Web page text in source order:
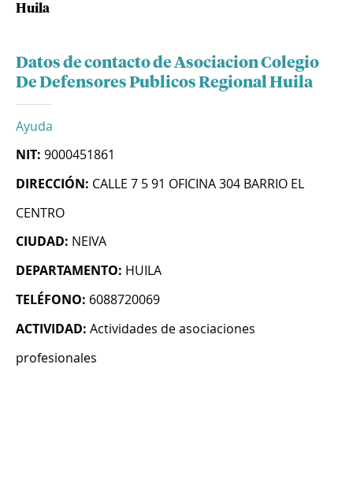
Huila
Datos de contacto de Asociacion Colegio
De Defensores Publicos Regional Huila
Ayuda
NIT: 9000451861
DIRECCIÓN: CALLE 7 5 91 OFICINA 304 BARRIO EL
CENTRO
CIUDAD: NEIVA
DEPARTAMENTO: HUILA
TELÉFONO: 6088720069
ACTIVIDAD: Actividades de asociaciones
profesionales